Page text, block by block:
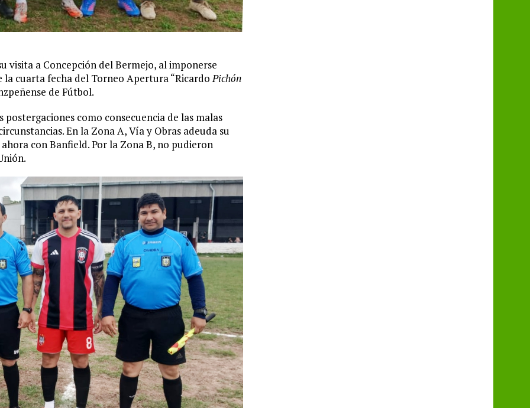
visita a Concepción del Bermejo, al imponerse
cuarta fecha del Torneo Apertura “RicardoPichón
de Fútbol.
como consecuencia de las malas
En la Zona A, Vía y Obras adeuda su
con Banfield. Por la Zona B, no pudieron